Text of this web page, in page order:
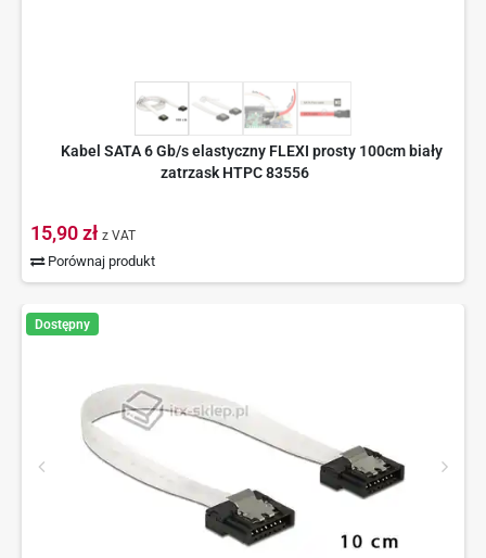
Kabel SATA 6 Gb/s elastyczny FLEXI prosty 100cm biały
zatrzask HTPC 83556
15,90 zł z VAT
Porównaj produkt
Dostępny